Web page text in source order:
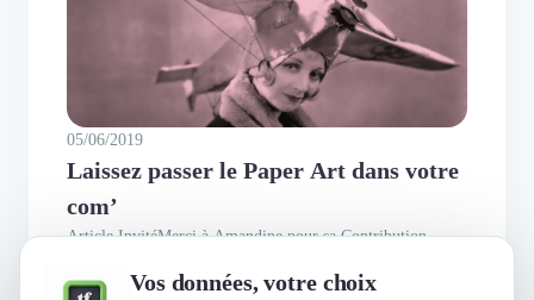
Vos données, votre choix
05/06/2019
Laissez passer le Paper Art dans votre
com’
Article InvitéMerci à Amandine pour sa Contribution
unique, car elle est nomade et s'infiltre dans vos bureaux !